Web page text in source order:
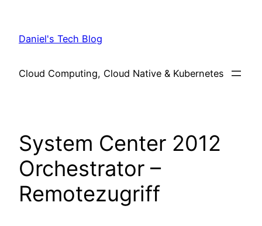
content
Daniel's Tech Blog
Cloud Computing, Cloud Native & Kubernetes
System Center 2012
Orchestrator –
Remotezugriff